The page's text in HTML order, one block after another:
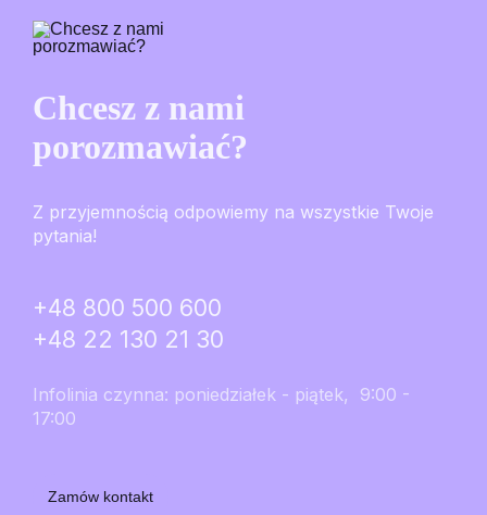
Chcesz z nami
porozmawiać?
Z przyjemnością odpowiemy na wszystkie Twoje
pytania!
+48 800 500 600
+48 22 130 21 30
Infolinia czynna: poniedziałek - piątek, 9:00 -
17:00
Zamów kontakt